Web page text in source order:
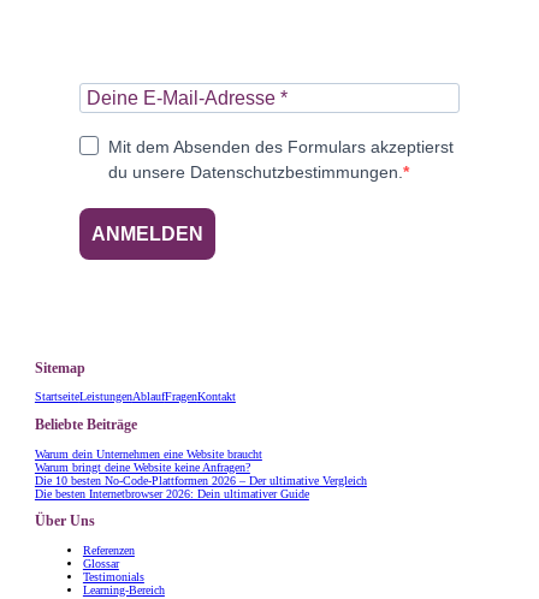
Mit dem Absenden des Formulars akzeptierst
du unsere Datenschutzbestimmungen.
ANMELDEN
Sitemap
StartseiteLeistungenAblaufFragenKontakt
Beliebte Beiträge
Warum dein Unternehmen eine Website braucht
Warum bringt deine Website keine Anfragen?
Die 10 besten No-Code-Plattformen 2026 – Der ultimative Vergleich
Die besten Internetbrowser 2026: Dein ultimativer Guide
Über Uns
Referenzen
Glossar
Testimonials
Learning-Bereich